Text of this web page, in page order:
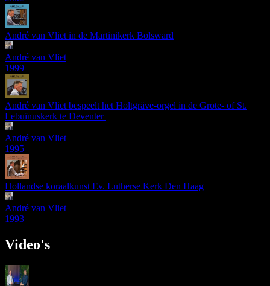
André van Vliet in de Martinikerk Bolsward
André van Vliet
1999
André van Vliet bespeelt het Holtgräve-orgel in de Grote- of St.
Lebuïnuskerk te Deventer
André van Vliet
1995
Hollandse koraalkunst Ev. Lutherse Kerk Den Haag
André van Vliet
1993
Video's